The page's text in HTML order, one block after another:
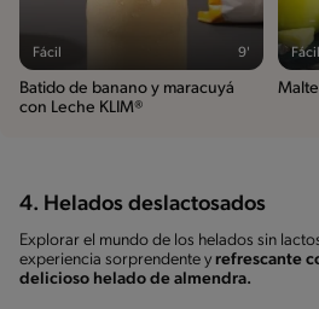
Fácil 9'
Batido de banano y maracuyá
con Leche KLIM®
Fácil
4. Helados deslactosados
Explorar el mundo de los helados sin
experiencia sorprendente y refrescante
delicioso helado de almendra.